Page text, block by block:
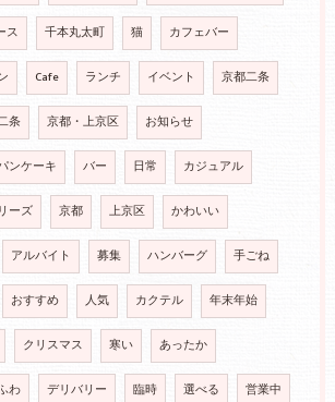
ス 千本丸太町 猫 カフェバー
Cafe ランチ イベント 京都二条
条 京都・上京区 お知らせ
ンケーキ バー 日常 カジュアル
ーズ 京都 上京区 かわいい
アルバイト 募集 ハンバーグ 手ごね
おすすめ 人気 カクテル 年末年始
クリスマス 寒い あったか
わ デリバリー 臨時 選べる 営業中